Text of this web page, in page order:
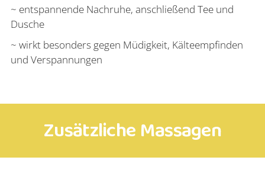
~ entspannende Nachruhe, anschließend Tee und
Dusche
~ wirkt besonders gegen Müdigkeit, Kälteempfinden
und Verspannungen
Zusätzliche Massagen